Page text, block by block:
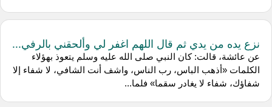
نزع يده من يدي ثم قال اللهم اغفر لي وألحقني بالرفي...
عن عائشة، قالت: كان النبي صلى الله عليه وسلم يتعوذ بهؤلاء
الكلمات «أذهب الباس، رب الناس، واشف أنت الشافي، لا شفاء إلا
شفاؤك، شفاء لا يغادر سقما» فلما...